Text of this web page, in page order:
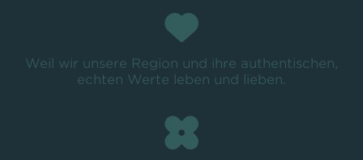
Weil wir unsere Region und ihre authentischen,
echten Werte leben und lieben.